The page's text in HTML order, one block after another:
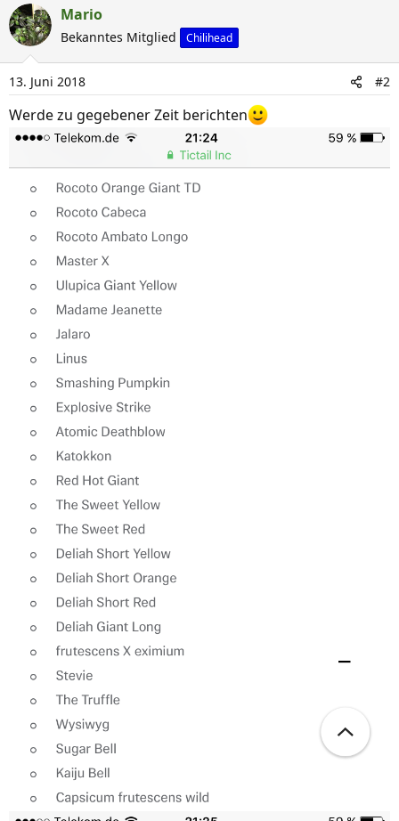
a
k
t
i
o
n
:
Mario
Bekanntes Mitglied Chilihead
13. Juni 2018 #2
Werde zu gegebener Zeit berichten